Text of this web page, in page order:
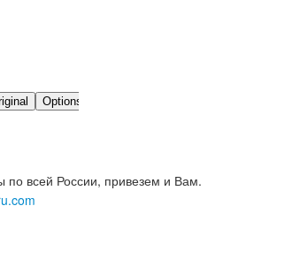
по всей России, привезем и Вам.